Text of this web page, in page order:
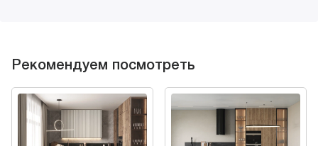
Рекомендуем посмотреть